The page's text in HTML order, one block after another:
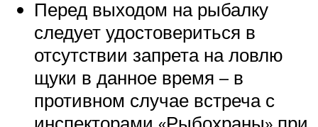
Перед выходом на рыбалку
следует удостовериться в
отсутствии запрета на ловлю
щуки в данное время – в
противном случае встреча с